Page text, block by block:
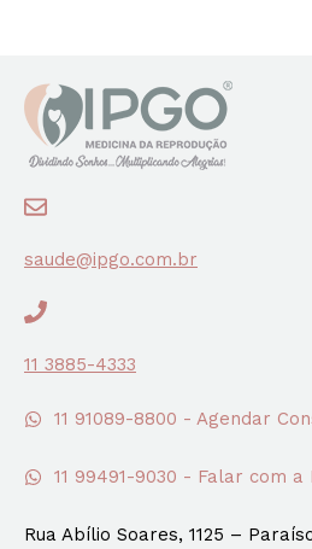
saude@ipgo.com.br
11 3885-4333
11 91089-8800 - Agendar
11 99491-9030 - Falar com a
Rua Abílio Soares, 1125 –